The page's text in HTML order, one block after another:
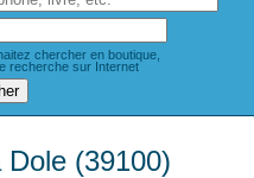
chercher en boutique,
recherche sur Internet
(39100)